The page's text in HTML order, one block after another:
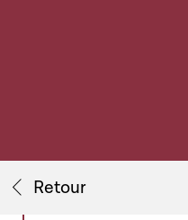
Flux de séance
Retour